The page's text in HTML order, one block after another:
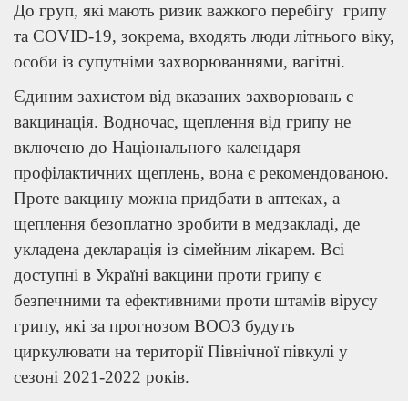
До груп, які мають ризик важкого перебігу грипу
та COVID-19, зокрема, входять люди літнього віку,
особи із супутніми захворюваннями, вагітні.
Єдиним захистом від вказаних захворювань є
вакцинація. Водночас, щеплення від грипу не
включено до Національного календаря
профілактичних щеплень, вона є рекомендованою.
Проте вакцину можна придбати в аптеках, а
щеплення безоплатно зробити в медзакладі, де
укладена декларація із сімейним лікарем. Всі
доступні в Україні вакцини проти грипу є
безпечними та ефективними проти штамів вірусу
грипу, які за прогнозом ВООЗ будуть
циркулювати на території Північної півкулі у
сезоні 2021-2022 років.